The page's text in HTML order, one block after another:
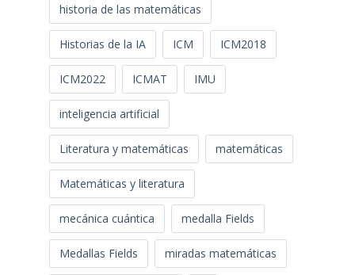
historia de las matemáticas
Historias de la IA ICM ICM2018
ICM2022 ICMAT IMU
inteligencia artificial
Literatura y matemáticas matemáticas
Matemáticas y literatura
mecánica cuántica medalla Fields
Medallas Fields miradas matemáticas